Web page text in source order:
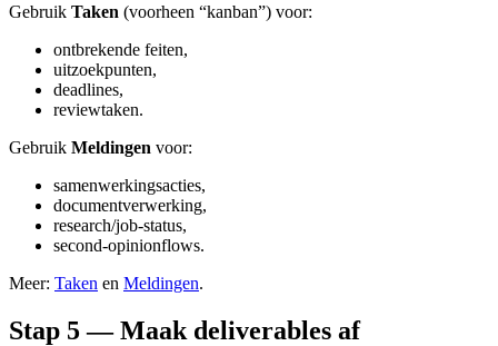
Gebruik Taken (voorheen “kanban”) voor:
ontbrekende feiten,
uitzoekpunten,
deadlines,
reviewtaken.
Gebruik Meldingen voor:
samenwerkingsacties,
documentverwerking,
research/job-status,
second-opinionflows.
Meer: Taken en Meldingen.
Stap 5 — Maak deliverables af